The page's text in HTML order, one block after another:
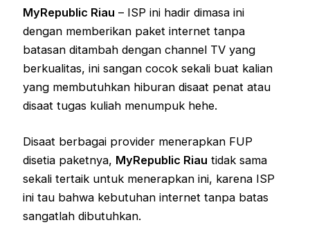
MyRepublic Riau – ISP ini hadir dimasa ini
dengan memberikan paket internet tanpa
batasan ditambah dengan channel TV yang
berkualitas, ini sangan cocok sekali buat kalian
yang membutuhkan hiburan disaat penat atau
disaat tugas kuliah menumpuk hehe.
Disaat berbagai provider menerapkan FUP
disetia paketnya, MyRepublic Riau tidak sama
sekali tertaik untuk menerapkan ini, karena ISP
ini tau bahwa kebutuhan internet tanpa batas
sangatlah dibutuhkan.